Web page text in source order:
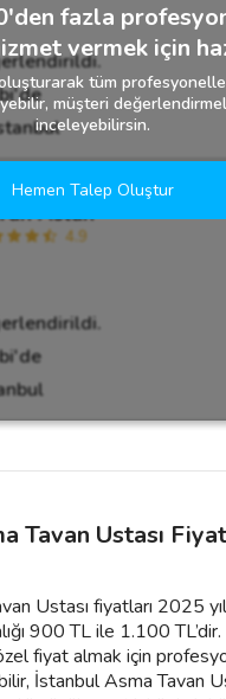
Aslan
4.9
fazla
vermek için
tüm
müşteri
inceleyebilirsin.
Hemen Talep Oluştur
Tavan Ustası
Ustası fiyatları 2025
900 TL ile 1.100
fiyat almak için
İstanbul Asma Tavan